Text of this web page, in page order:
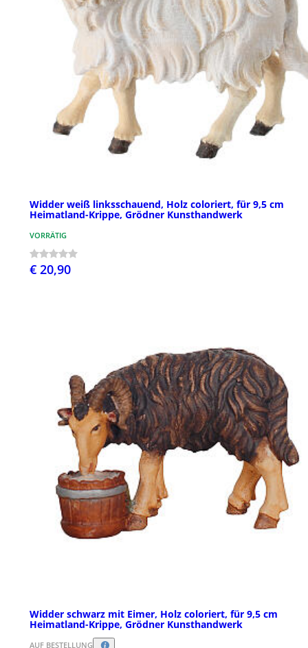
Widder weiß linksschauend, Holz coloriert, für 9,5 cm
Heimatland-Krippe, Grödner Kunsthandwerk
VORRÄTIG
€ 20,90
Widder schwarz mit Eimer, Holz coloriert, für 9,5 cm
Heimatland-Krippe, Grödner Kunsthandwerk
AUF BESTELLUNG